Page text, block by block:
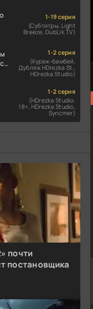
1-19 серия
(Субтитры, Light
Breeze, DubLik.TV)
1-2 серия
(Кураж-бамбей,
Дубляж HDrezka St.,
HDrezka Studio)
1-2 серия
(HDrezka Studio.
18+, HDrezka Studio,
Syncmer)
почти
постановщика